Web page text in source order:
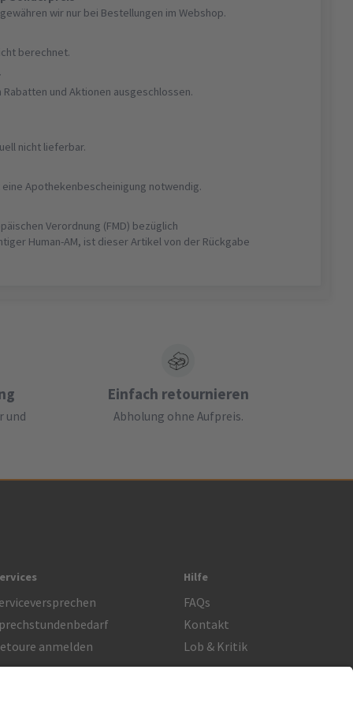
wir nur bei Bestellungen im Webshop.
berechnet.
und Aktionen ausgeschlossen.
nicht lieferbar.
Apothekenbescheinigung notwendig.
Verordnung (FMD) bezüglich
Human-AM, ist dieser Artikel von der Rückgabe
und
Einfach retournieren
Abholung ohne Aufpreis.
anmelden
Hilfe
FAQs
Kontakt
Lob & Kritik